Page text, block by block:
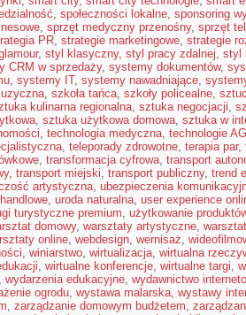
, społeczności lokalne, sponsoring
, sprzęt medyczny przenośny, sprzęt
PR, strategie marketingowe, strategie
, styl klasyczny, styl pracy zdalnej, styl
CRM w sprzedaży, systemy dokumentów,
, systemy IT, systemy nawadniające,
, szkoła tańca, szkoły policealne,
kulinarna regionalna, sztuka negocjacji,
, sztuka użytkowa domowa, sztuka w
, technologia medyczna, technologie
, teleporady zdrowotne, terapia par,
, transformacja cyfrowa, transport
, transport miejski, transport publiczny, trend
artystyczna, ubezpieczenia
, uroda naturalna, user experience
turystyczne premium, użytkowanie
domowy, warsztaty artystyczne,
online, webdesign, wernisaż,
, winiarstwo, wirtualizacja, wirtualna
, wirtualne konferencje, wirtualne targi,
, wydarzenia edukacyjne, wydawnictwo
ogrodu, wystawa malarska, wystawy
, zarządzanie domowym budżetem,